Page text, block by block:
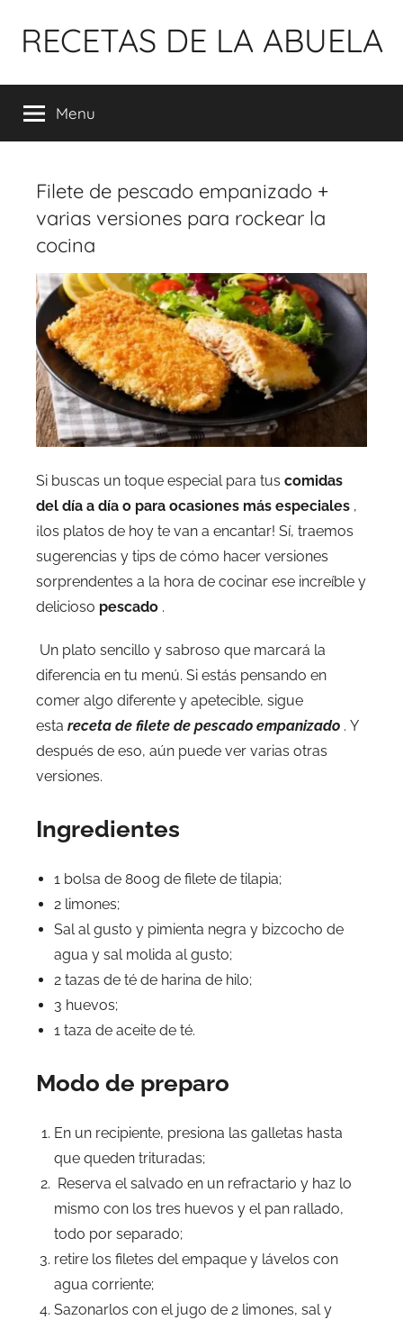
para
conteúdo
RECETAS DE LA ABUELA
Menu
Filete de pescado empanizado +
varias versiones para rockear la
cocina
Si buscas un toque especial para tus comidas
del día a día o para ocasiones más especiales ,
¡los platos de hoy te van a encantar! Sí, traemos
sugerencias y tips de cómo hacer versiones
sorprendentes a la hora de cocinar ese increíble y
delicioso pescado .
Un plato sencillo y sabroso que marcará la
diferencia en tu menú. Si estás pensando en
comer algo diferente y apetecible, sigue
esta receta de filete de pescado empanizado . Y
después de eso, aún puede ver varias otras
versiones.
Ingredientes
1 bolsa de 800g de filete de tilapia;
2 limones;
Sal al gusto y pimienta negra y bizcocho de
agua y sal molida al gusto;
2 tazas de té de harina de hilo;
3 huevos;
1 taza de aceite de té.
Modo de preparo
En un recipiente, presiona las galletas hasta
que queden trituradas;
Reserva el salvado en un refractario y haz lo
mismo con los tres huevos y el pan rallado,
todo por separado;
retire los filetes del empaque y lávelos con
agua corriente;
Sazonarlos con el jugo de 2 limones, sal y